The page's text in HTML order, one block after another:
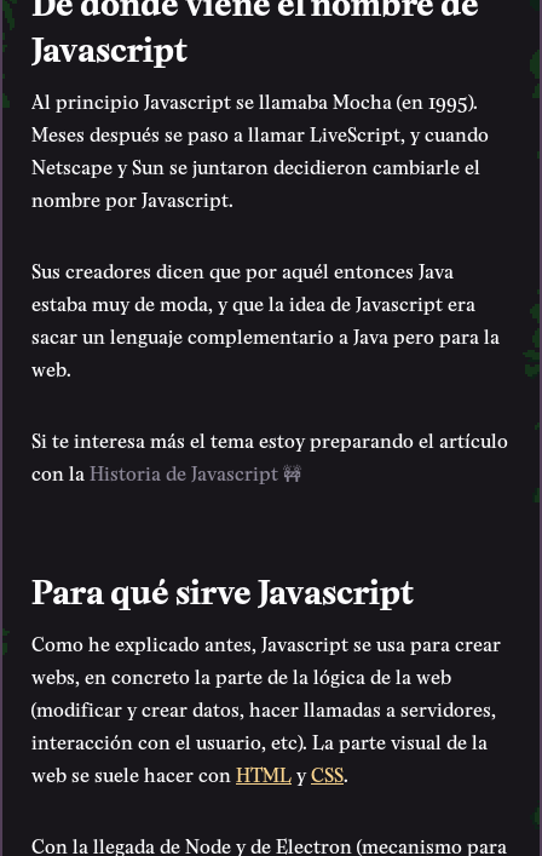
Javascript
Al principio Javascript se llamaba Mocha (en 1995).
Meses después se paso a llamar LiveScript, y cuando
Netscape y Sun se juntaron decidieron cambiarle el
nombre por Javascript.
Sus creadores dicen que por aquél entonces Java
estaba muy de moda, y que la idea de Javascript era
sacar un lenguaje complementario a Java pero para la
web.
Si te interesa más el tema estoy preparando el artículo
con la Historia de Javascript 🚧
Para qué sirve Javascript
Como he explicado antes, Javascript se usa para crear
webs, en concreto la parte de la lógica de la web
(modificar y crear datos, hacer llamadas a servidores,
interacción con el usuario, etc). La parte visual de la
web se suele hacer con HTMLyCSS.
Con la llegada de Node y de Electron (mecanismo para